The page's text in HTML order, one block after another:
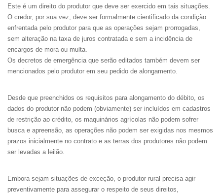
Este é um direito do produtor que deve ser exercido em tais situações.
O credor, por sua vez, deve ser formalmente cientificado da condição
enfrentada pelo produtor para que as operações sejam prorrogadas,
sem alteração na taxa de juros contratada e sem a incidência de
encargos de mora ou multa.
Os decretos de emergência que serão editados também devem ser
mencionados pelo produtor em seu pedido de alongamento.
Desde que preenchidos os requisitos para alongamento do débito, os
dados do produtor não podem (obviamente) ser incluídos em cadastros
de restrição ao crédito, os maquinários agrícolas não podem sofrer
busca e apreensão, as operações não podem ser exigidas nos mesmos
prazos inicialmente no contrato e as terras dos produtores não podem
ser levadas a leilão.
Embora sejam situações de exceção, o produtor rural precisa agir
preventivamente para assegurar o respeito de seus direitos,